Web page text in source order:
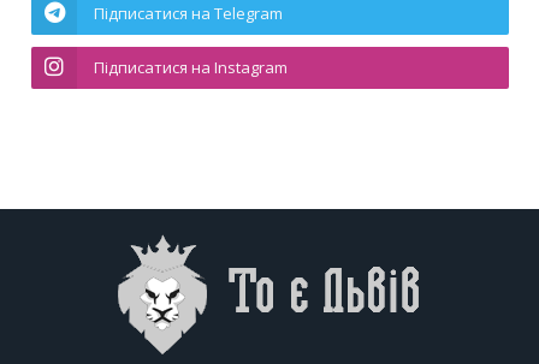
Підписатися на Telegram
Підписатися на Instagram